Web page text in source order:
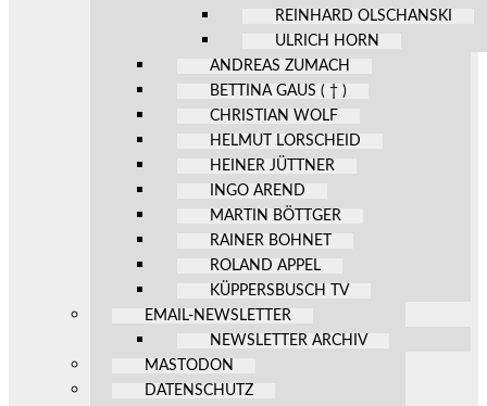
REINHARD OLSCHANSKI
ULRICH HORN
ANDREAS ZUMACH
BETTINA GAUS ( † )
CHRISTIAN WOLF
HELMUT LORSCHEID
HEINER JÜTTNER
INGO AREND
MARTIN BÖTTGER
RAINER BOHNET
ROLAND APPEL
KÜPPERSBUSCH TV
EMAIL-NEWSLETTER
NEWSLETTER ARCHIV
MASTODON
DATENSCHUTZ